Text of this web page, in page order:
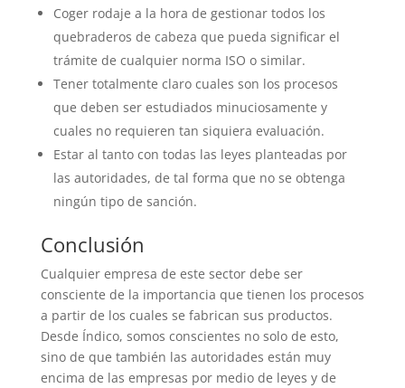
Coger rodaje a la hora de gestionar todos los
quebraderos de cabeza que pueda significar el
trámite de cualquier norma ISO o similar.
Tener totalmente claro cuales son los procesos
que deben ser estudiados minuciosamente y
cuales no requieren tan siquiera evaluación.
Estar al tanto con todas las leyes planteadas por
las autoridades, de tal forma que no se obtenga
ningún tipo de sanción.
Conclusión
Cualquier empresa de este sector debe ser
consciente de la importancia que tienen los procesos
a partir de los cuales se fabrican sus productos.
Desde Índico, somos conscientes no solo de esto,
sino de que también las autoridades están muy
encima de las empresas por medio de leyes y de